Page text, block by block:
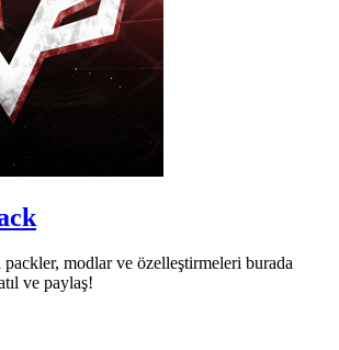
modlar ve özelleştirmeleri burada
ve paylaş!